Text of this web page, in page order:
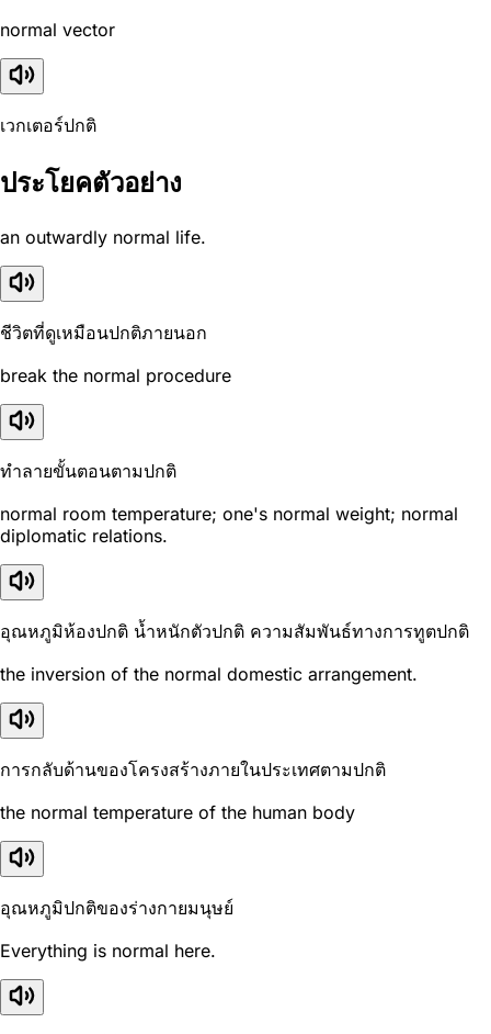
normal vector
เวกเตอร์ปกติ
ประโยคตัวอย่าง
an outwardly normal life.
ชีวิตที่ดูเหมือนปกติภายนอก
break the normal procedure
ทำลายขั้นตอนตามปกติ
normal room temperature; one's normal weight; normal
diplomatic relations.
อุณหภูมิห้องปกติ น้ำหนักตัวปกติ ความสัมพันธ์ทางการทูตปกติ
the inversion of the normal domestic arrangement.
การกลับด้านของโครงสร้างภายในประเทศตามปกติ
the normal temperature of the human body
อุณหภูมิปกติของร่างกายมนุษย์
Everything is normal here.